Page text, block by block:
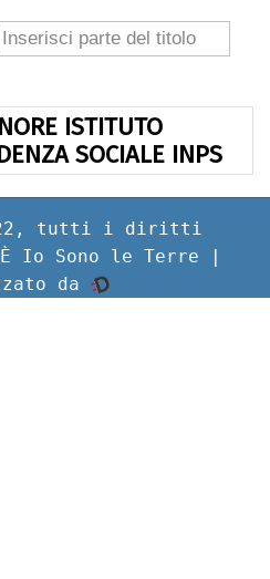
ISTITUTO
SOCIALE INPS
tutti i diritti
Io Sono le Terre |
da